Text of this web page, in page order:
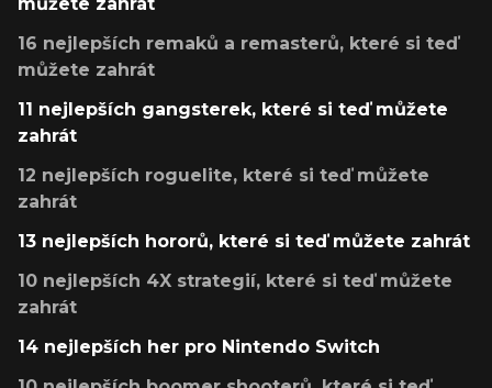
16 nejlepších remaků a remasterů, které si teď
můžete zahrát
11 nejlepších gangsterek, které si teď můžete
zahrát
12 nejlepších roguelite, které si teď můžete
zahrát
13 nejlepších hororů, které si teď můžete zahrát
10 nejlepších 4X strategií, které si teď můžete
zahrát
14 nejlepších her pro Nintendo Switch